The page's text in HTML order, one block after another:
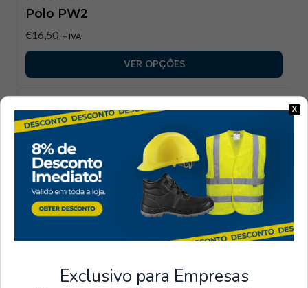
Polo PW2
€16,50 + IVA
VER OPÇÕES
Polo GINKO Antiestático e Resistente a
Chamas | Sir Safety System​
Disponível para Orçamentação.
VER DETALHES
X
Exclusivo para Empresas